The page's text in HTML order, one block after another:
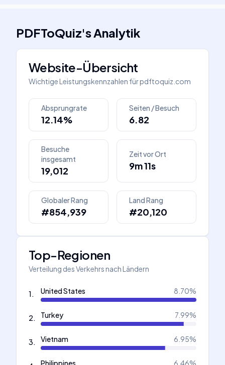
PDFToQuiz'sAnalytik
Website-Übersicht
Wichtige Leistungskennzahlen fürpdftoquiz.com
Absprungrate
12.14%
Seiten / Besuch
6.82
Besuche
insgesamt
19,012
Zeit vor Ort
9m 11s
Globaler Rang
#854,939
Land Rang
#20,120
Top-Regionen
Verteilung des Verkehrs nach Ländern
1. United States 8.70%
2. Turkey 7.99%
3. Vietnam 6.95%
Philippines 6.46%